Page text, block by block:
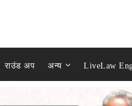
राउंड अप अन्य LiveLaw